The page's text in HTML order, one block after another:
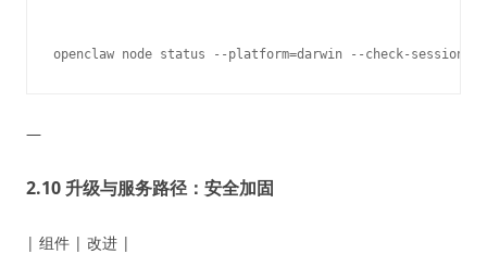
—
2.10 升级与服务路径：安全加固
| 组件 | 改进 |